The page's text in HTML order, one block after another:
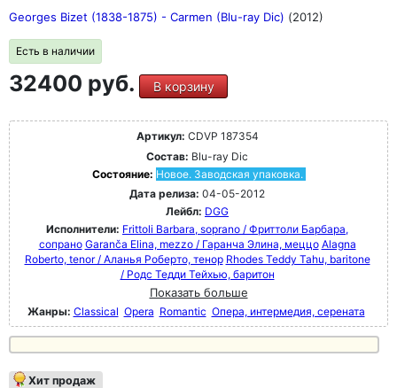
Georges Bizet (1838-1875) - Carmen (Blu-ray Dic) (2012)
Есть в наличии
32400 руб. В корзину
Артикул: CDVP 187354
Состав: Blu-ray Dic
Состояние: Новое. Заводская упаковка.
Дата релиза: 04-05-2012
Лейбл: DGG
Исполнители: Frittoli Barbara, soprano / Фриттоли Барбара,
сопрано Garanča Elina, mezzo / Гаранча Элина, меццо Alagna
Roberto, tenor / Аланья Роберто, тенор Rhodes Teddy Tahu, baritone
/ Родс Тедди Тейхью, баритон
Показать больше
Жанры: Classical Opera Romantic Опера, интермедия, серената
Хит продаж